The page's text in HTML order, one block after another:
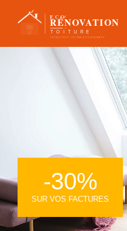
-30%
SUR VOS FACTURES